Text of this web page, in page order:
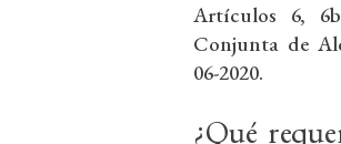
Artículos 6,
Conjunta de
06-2020.
¿Qué